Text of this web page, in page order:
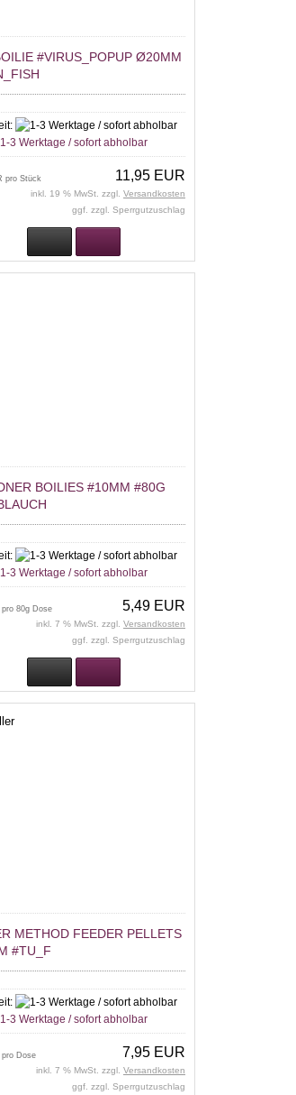
#VIRUS_POPUP Ø20MM
1-3 Werktage / sofort abholbar
11,95 EUR
pro Stück
inkl. 19 % MwSt. zzgl. Versandkosten
ggf. zzgl. Sperrgutzuschlag
BOILIES #10MM #80G
1-3 Werktage / sofort abholbar
5,49 EUR
80g Dose
inkl. 7 % MwSt. zzgl. Versandkosten
ggf. zzgl. Sperrgutzuschlag
METHOD FEEDER PELLETS
#TU_F
1-3 Werktage / sofort abholbar
7,95 EUR
Dose
inkl. 7 % MwSt. zzgl. Versandkosten
ggf. zzgl. Sperrgutzuschlag